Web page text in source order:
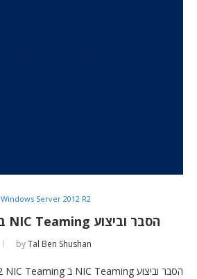
Windows Server 2012 R2
הסבר וביצוע NIC Teaming ב Server 2012
byTal Ben Shushan